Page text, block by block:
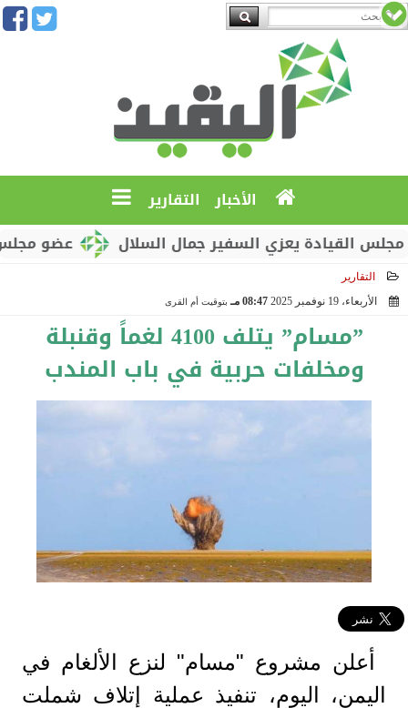
الأخبار التقارير
عضو مجلس
يعزي السفير جمال السلال
التقارير
الأربعاء، 19 نوفمبر 2025
08:47 مـ بتوقيت أم القرى
”مسام” يتلف 4100 لغماً وقنبلة
ومخلفات حربية في باب المندب
أعلن مشروع "مسام" لنزع الألغام في
اليمن، اليوم، تنفيذ عملية إتلاف شملت